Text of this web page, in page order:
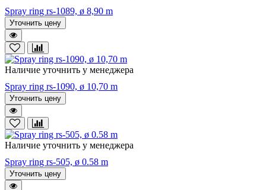
Spray ring rs-1089, ø 8,90 m
Уточнить цену
Наличие уточнить у менеджера
Spray ring rs-1090, ø 10,70 m
Уточнить цену
Наличие уточнить у менеджера
Spray ring rs-505, ø 0.58 m
Уточнить цену